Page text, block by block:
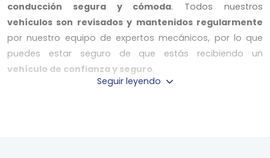
conducción segura y cómoda. Todos nuestros
vehículos son revisados y mantenidos regularmente
por nuestro equipo de expertos mecánicos, por lo que
puedes estar seguro de que estás recibiendo un
vehículo de confianza y seguro.
Seguir leyendo